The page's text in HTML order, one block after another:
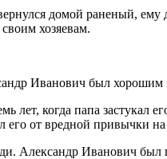
домой раненый, ему
хозяевам.
Иванович был хорошим
лет, когда папа застукал
его от вредной привычки
Александр Иванович